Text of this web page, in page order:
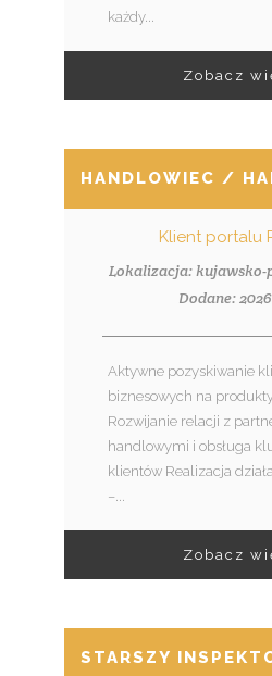
każdy...
Zobacz
HANDLOWIEC /
Klient portalu
Lokalizacja: kujawsko-
Dodane:
Aktywne pozyskiwanie
biznesowych na
Rozwijanie relacji z
handlowymi i obsługa
klientów Realizacja
–...
Zobacz
STARSZY